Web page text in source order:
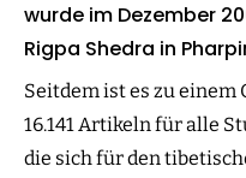
wurde im Dezember
Rigpa Shedra in
Seitdem ist es zu
16.141 Artikeln für alle
die sich für den